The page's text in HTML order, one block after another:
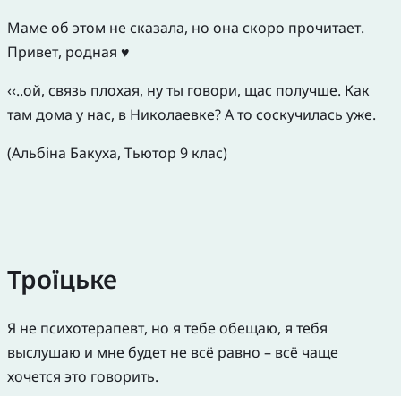
Маме об этом не сказала, но она скоро прочитает.
Привет, родная ♥️
‹‹..ой, связь плохая, ну ты говори, щас получше. Как
там дома у нас, в Николаевке? А то соскучилась уже.
(Альбіна Бакуха, Тьютор 9 клас)
Троїцьке
Я не психотерапевт, но я тебе обещаю, я тебя
выслушаю и мне будет не всё равно – всё чаще
хочется это говорить.